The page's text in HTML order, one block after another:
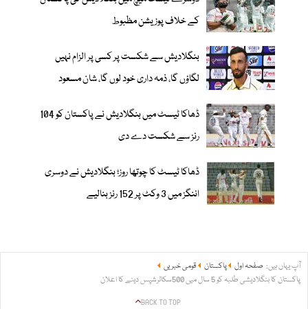
کے خلاف پوزیشن مظبوط
بنگلادیش سے شکست پر کسی پر الزام نہیں
لگاؤں گا، ذمہ داری خود لوں گا، شان مسعود
ڈھاکا ٹیسٹ میں بنگلادیش نے پاکستان کو 104
رنز سے شکست دے دی
ڈھاکا ٹیسٹ کا چوتھا روز؛ بنگلادیش نے دوسری
اننگز میں 3 وکٹ پر 152 رنز بنالیے
آپ یہاں ہیں: صفحہ اول پاکستان
قومی خبریں
پاکستان کا بنگلادیشی طلبہ کو 5 سال میں 500سکالرشپس دینے کا اعلان
BACK TO TOP